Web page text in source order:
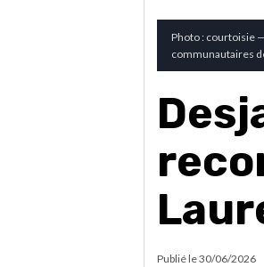
Photo : courtoisie
communautaires
Publié le30/06/2026